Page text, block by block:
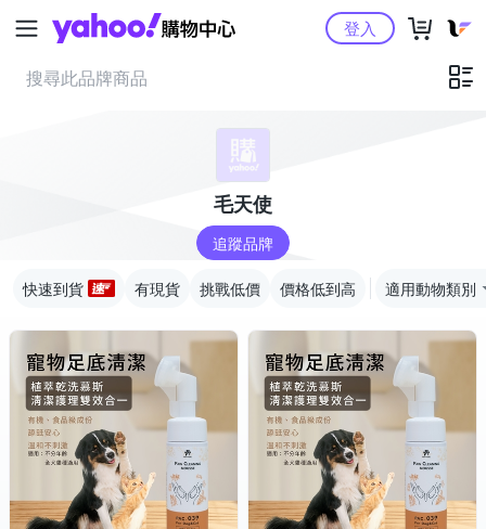
Yahoo購物中心登入
毛天使
追蹤品牌
快速到貨 有現貨 挑戰低價 價格低到高 適用動物類別